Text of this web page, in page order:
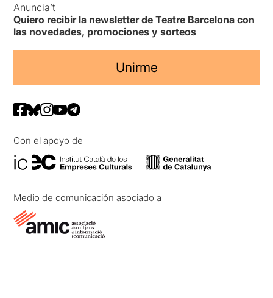
Anuncia’t
Quiero recibir la newsletter de Teatre Barcelona con
las novedades, promociones y sorteos
Unirme
Con el apoyo de
Medio de comunicación asociado a